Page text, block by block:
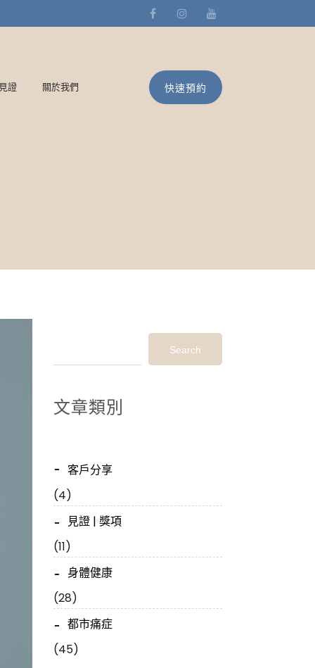
證 關於我們 快速預約
Search
文章類別
客戶分享
(4)
見證 | 獎項
(11)
身體健康
(28)
都市痛症
(45)